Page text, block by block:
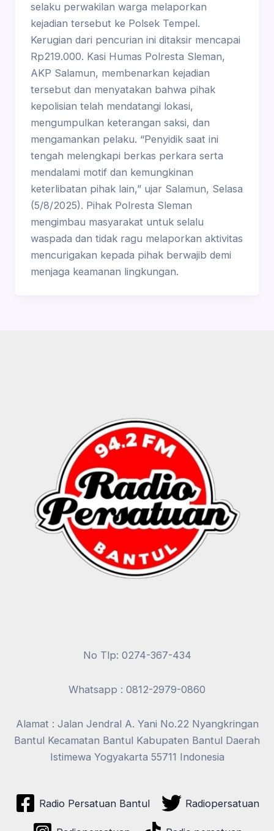
selaku perwakilan warga melaporkan
kejadian tersebut ke Polsek Tempel.
Kerugian dari pencurian ini ditaksir mencapai
Rp219.000. Kasi Humas Polresta Sleman,
AKP Salamun, membenarkan kejadian
tersebut dan menyatakan bahwa pihak
kepolisian telah mendatangi lokasi,
mengumpulkan keterangan saksi, dan
mengamankan pelaku. “Penyidik saat ini
tengah melengkapi berkas perkara serta
mendalami motif dan kemungkinan
keterlibatan pihak lain,” ujar Salamun, Selasa
(5/8/2025). Pihak Polresta Sleman
mengimbau masyarakat untuk selalu
waspada dan tidak ragu melaporkan aktivitas
mencurigakan kepada pihak berwajib demi
menjaga keamanan lingkungan.
No Tlp: 0274-367-434
Whatsapp : 0812-2979-0860
Alamat : Jalan Jendral A. Yani No.22 Nyangkringan
Bantul Kecamatan Bantul Kabupaten Bantul Daerah
Istimewa Yogyakarta 55711 Indonesia
Radio Persatuan Bantul Radiopersatuan